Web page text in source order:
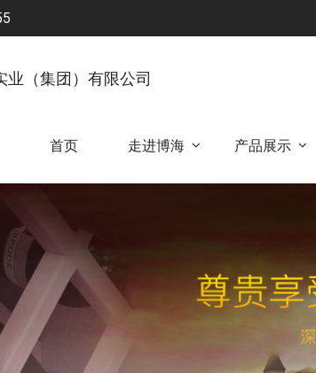
业（集团）有限公司
首页 走进博海 产品展示